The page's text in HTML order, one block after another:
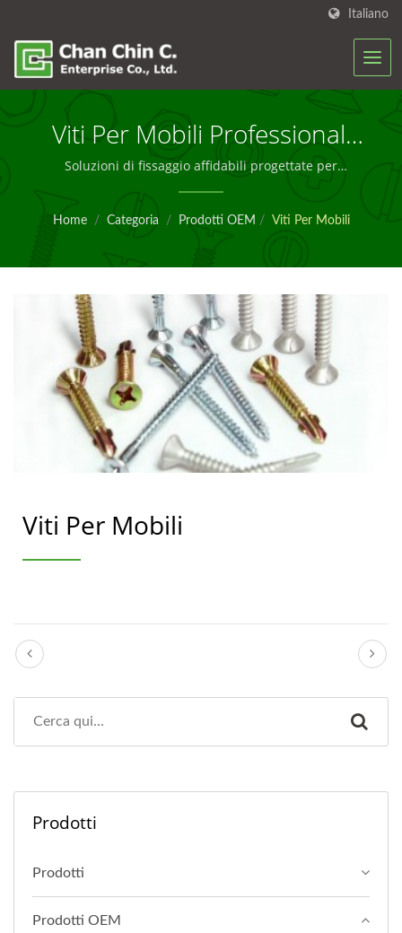
Italiano
Viti Per Mobili Professionali
Per OEM E Produzione
Soluzioni di fissaggio affidabili progettate per
l'assemblaggio di mobili e applicazioni di produzione
in tutto il mondo
Home / Categoria / Prodotti OEM / Viti Per Mobili
Viti Per Mobili
Prodotti
Prodotti
Prodotti OEM